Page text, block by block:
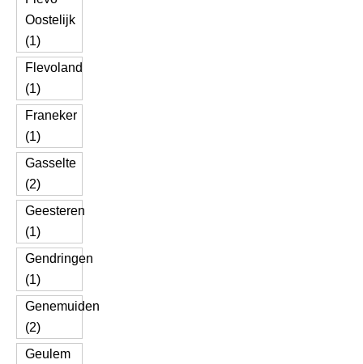
Oostelijk
(1)
Flevoland
(1)
Franeker
(1)
Gasselte
(2)
Geesteren
(1)
Gendringen
(1)
Genemuiden
(2)
Geulem